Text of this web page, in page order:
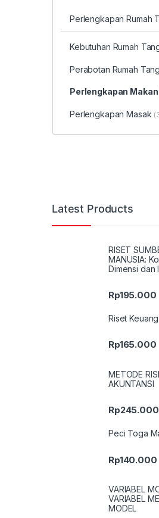
Perlengkapan Rumah
Kebutuhan Rumah
Perabotan Rumah
Perlengkapan Makan
Perlengkapan Masak
Latest Products
RISET
MANUSIA:
Dimensi dan
Rp195.000
Riset
Rp165.000
METODE
AKUNTANSI
Rp245.000
Peci Toga
Rp140.000
VARIABEL
VARIABEL
MODEL